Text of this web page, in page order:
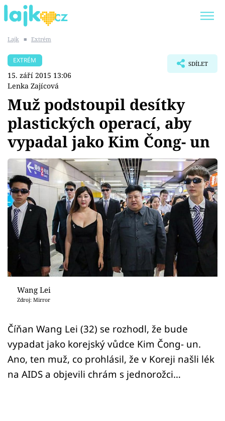
SHOPAHOLICADEL
Témata
Showbyznys
Youtubeři
Virály
Sex a vztahy
Videa
Sledujte prima+
Přihlášení
Sledujte nás
Lajk ■ Extrém
EXTRÉM
15. září 2015 13:06
Lenka Zajícová
SDÍLET
Muž podstoupil desítky
plastických operací, aby
vypadal jako Kim Čong- un
Wang Lei
Zdroj: Mirror
Číňan Wang Lei (32) se rozhodl, že bude
vypadat jako korejský vůdce Kim Čong- un.
Ano, ten muž, co prohlásil, že v Koreji našli lék
na AIDS a objevili chrám s jednorožci…